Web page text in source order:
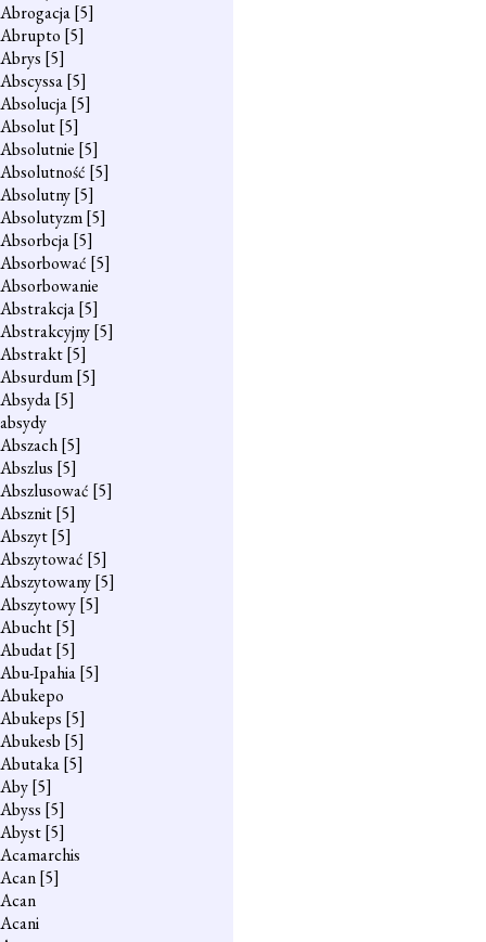
Abrogacja[5]
Abrupto [5]
Abrys [5]
Abscyssa[5]
Absolucja[5]
Absolut[5]
Absolutnie [5]
Absolutność [5]
Absolutny[5]
Absolutyzm[5]
Absorbcja[5]
Absorbować [5]
Absorbowanie
Abstrakcja[5]
Abstrakcyjny[5]
Abstrakt[5]
Absurdum[5]
Absyda[5]
absydy
Abszach[5]
Abszlus [5]
Abszlusować [5]
Absznit[5]
Abszyt[5]
Abszytować [5]
Abszytowany[5]
Abszytowy[5]
Abucht[5]
Abudat[5]
Abu-Ipahia[5]
Abukepo
Abukeps [5]
Abukesb [5]
Abutaka[5]
Aby[5]
Abyss [5]
Abyst[5]
Acamarchis
Acan[5]
Acan
Acani